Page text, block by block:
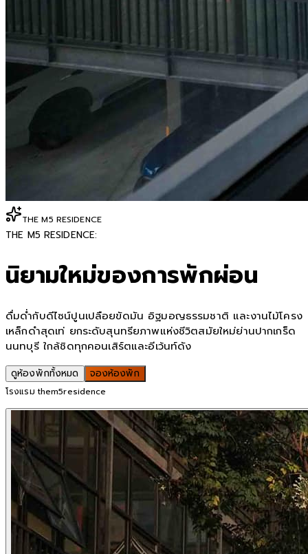
THE M5 RESIDENCE
THE M5 RESIDENCE:
นิยามใหม่ของการพักผ่อน
ดื่มด่ำกับดีไซน์ปูนเปลือยขัดมัน อิฐมอญธรรมชาติ และงานไม้โครง
เหล็กดำสุดเท่ ยกระดับสุนทรียภาพแห่งชีวิตสมัยใหม่ย่านปากเกร็ด
นนทบุรี ใกล้ชิดทุกคอนเสิร์ตและอีเว้นท์ดัง
ดูห้องพักทั้งหมด จองห้องพัก
โรงแรม them5residence